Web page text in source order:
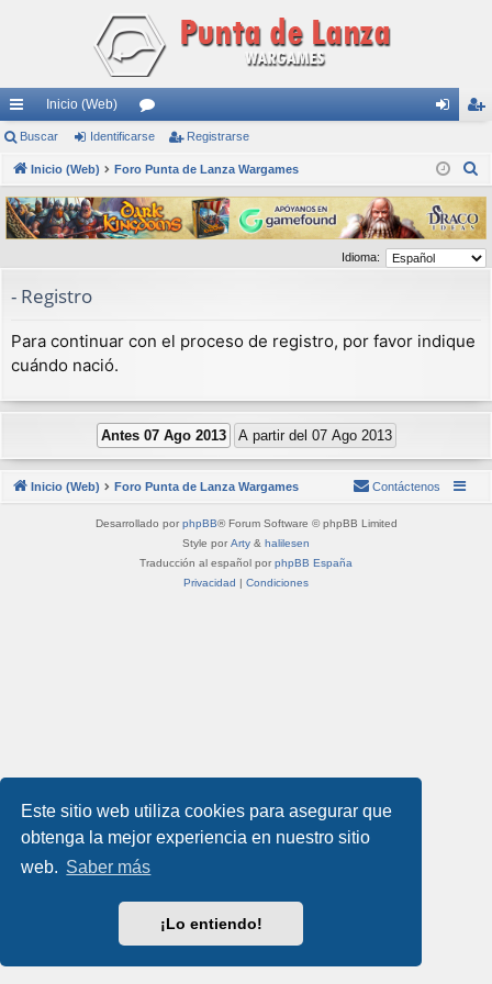
Este sitio web utiliza cookies para asegurar que
obtenga la mejor experiencia en nuestro sitio
web. Saber más
¡Lo entiendo!
nl
ac
es
rá
pi
do
s
Inicio (Web)
or
os nti
fic
ar
se
ist
ra
rs
e
Buscar Identificarse Registrarse
Inicio (Web) Foro Punta de Lanza Wargames
s
c
a
Idioma:
- Registro
Para continuar con el proceso de registro, por favor indique
cuándo nació.
Inicio (Web) Foro Punta de Lanza Wargames Contáctenos
Desarrollado por phpBB® Forum Software © phpBB Limited
Style por Arty & halilesen
Traducción al español por phpBB España
Privacidad | Condiciones